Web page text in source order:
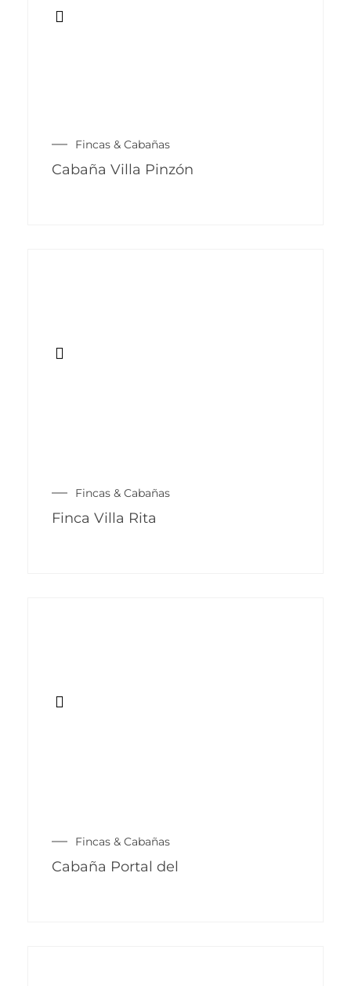
Fincas & Cabañas
Cabaña Villa Pinzón
Fincas & Cabañas
Finca Villa Rita
Fincas & Cabañas
Cabaña Portal del